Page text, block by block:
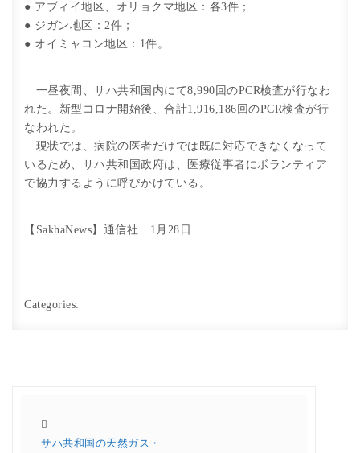
● アブィイ地区、オリョクマ地区：各3件；
● ジガン地区：2件；
● オイミャコン地区：1件。
一昼夜間、サハ共和国内にて8,990回のPCR検査が行なわ
れた。新型コロナ開始後、合計1,916,186回のPCR検査が行
なわれた。
現状では、病院の医者だけでは既に対応できなくなって
いるため、サハ共和国政府は、医療従事者にボランティア
で協力するように呼びかけている。
【SakhaNews】通信社 1月28日
Categories:
サハ共和国の天然ガス・